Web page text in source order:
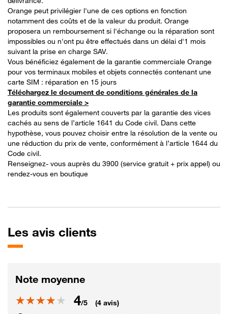
Orange peut privilégier l'une de ces options en fonction
notamment des coûts et de la valeur du produit. Orange
proposera un remboursement si l'échange ou la réparation sont
impossibles ou n'ont pu être effectués dans un délai d'1 mois
suivant la prise en charge SAV.
Vous bénéficiez également de la garantie commerciale Orange
pour vos terminaux mobiles et objets connectés contenant une
carte SIM : réparation en 15 jours
Téléchargez le document de conditions générales de la
garantie commerciale >
Les produits sont également couverts par la garantie des vices
cachés au sens de l’article 1641 du Code civil. Dans cette
hypothèse, vous pouvez choisir entre la résolution de la vente ou
une réduction du prix de vente, conformément à l’article 1644 du
Code civil.
Renseignez- vous auprès du 3900 (service gratuit + prix appel) ou
rendez-vous en boutique
Les avis clients
Note moyenne
Note
4/5 (4 avis)